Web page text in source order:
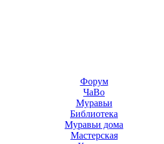
Форум
ЧаВо
Муравьи
Библиотека
Муравьи дома
Мастерская